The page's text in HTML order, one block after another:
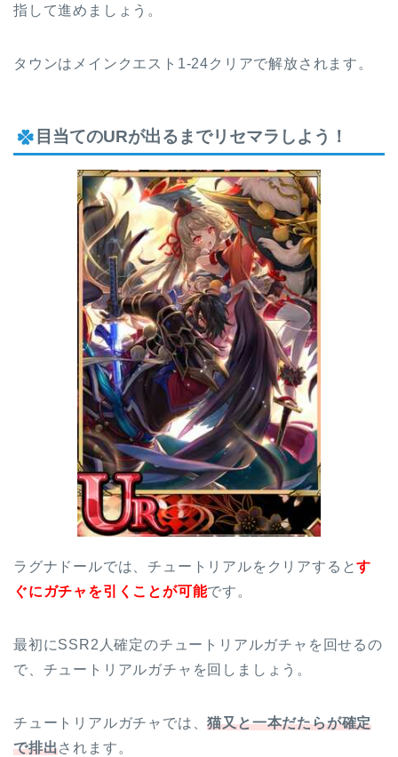
指して進めましょう。
タウンはメインクエスト1-24クリアで解放されます。
目当てのURが出るまでリセマラしよう！
ラグナドールでは、チュートリアルをクリアするとす
ぐにガチャを引くことが可能です。
最初にSSR2人確定のチュートリアルガチャを回せるの
で、チュートリアルガチャを回しましょう。
チュートリアルガチャでは、猫又と一本だたらが確定
で排出されます。